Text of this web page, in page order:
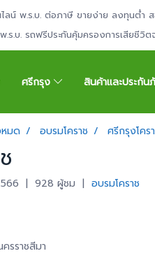
ลน์ พ.ร.บ. ต่อภาษี ขายง่าย ลงทุนต่ำ
.ร.บ. รถฟรีประกันคุ้มครองการเสียชีวิ
ศรีกรุง สินค้าและประกั
มด อบรมโคราช ศรีกรุงโคร
| 928 ผู้ชม | อบรมโคราช
รราชสีมา